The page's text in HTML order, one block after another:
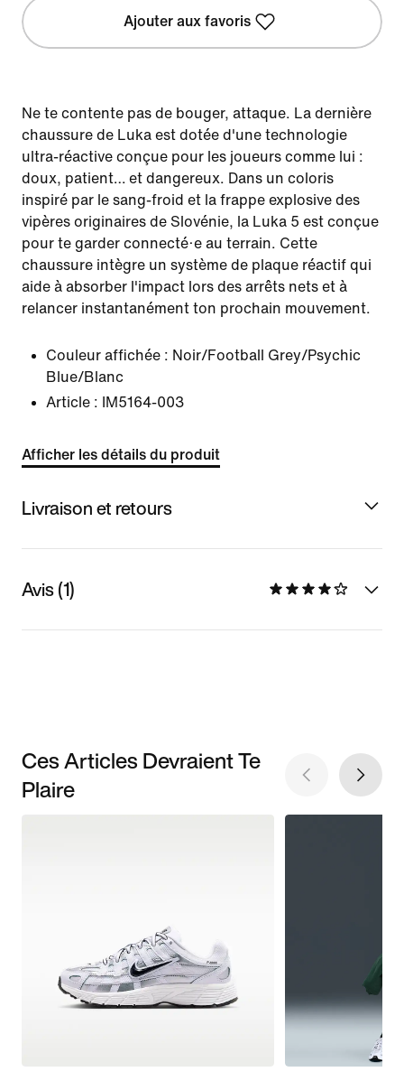
Ajouter aux favoris
Ne te contente pas de bouger, attaque. La dernière
chaussure de Luka est dotée d'une technologie
ultra-réactive conçue pour les joueurs comme lui :
doux, patient… et dangereux. Dans un coloris
inspiré par le sang-froid et la frappe explosive des
vipères originaires de Slovénie, la Luka 5 est conçue
pour te garder connecté·e au terrain. Cette
chaussure intègre un système de plaque réactif qui
aide à absorber l'impact lors des arrêts nets et à
relancer instantanément ton prochain mouvement.
Couleur affichée : Noir/Football Grey/Psychic
Blue/Blanc
Article :
IM5164-003
Afficher les détails du produit
Livraison et retours
Avis (1)
Ces Articles Devraient Te
Plaire